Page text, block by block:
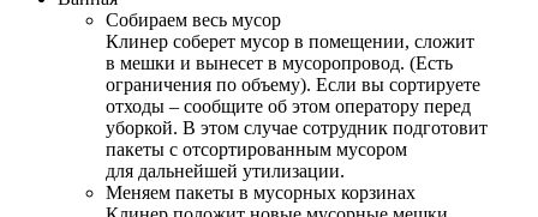
Собираем весь мусор
Клинер соберет мусор в помещении, сложит
в мешки и вынесет в мусоропровод. (Есть
ограничения по объему). Если вы сортируете
отходы – сообщите об этом оператору перед
уборкой. В этом случае сотрудник подготовит
пакеты с отсортированным мусором
для дальнейшей утилизации.
Меняем пакеты в мусорных корзинах